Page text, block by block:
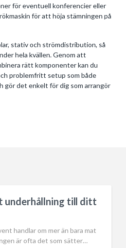
för eventuell konferencier eller
för att höja stämningen på
stativ och strömdistribution, så
hela kvällen. Genom att
rätt komponenter kan du
problemfritt setup som både
gör det enkelt för dig som arrangör
underhållning till ditt
handlar om mer än bara mat
är ofta det som sätter…